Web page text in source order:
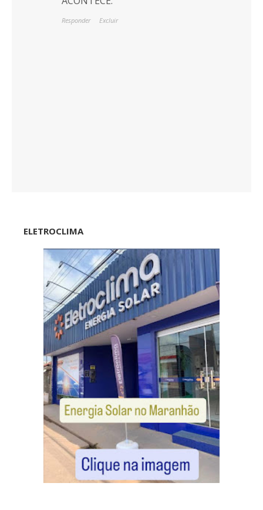
Responder Excluir
ELETROCLIMA